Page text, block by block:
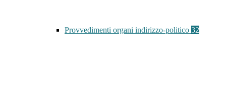
Provvedimenti organi indirizzo-politico 32